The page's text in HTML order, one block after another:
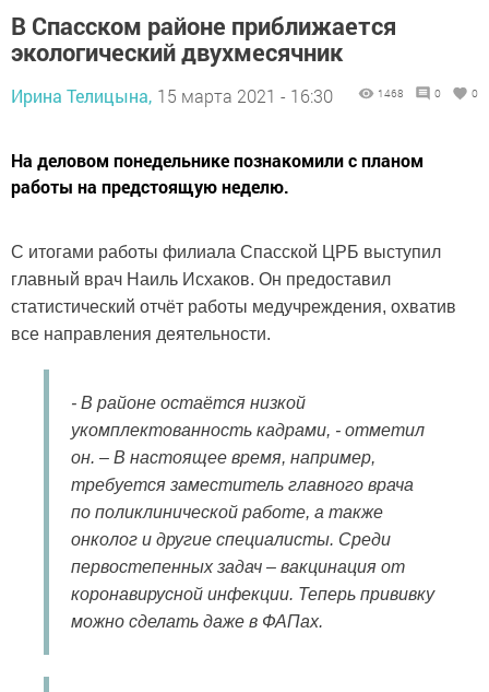
В Спасском районе приближается
экологический двухмесячник
Ирина Телицына, 15 марта 2021 - 16:30 1468 0 0
На деловом понедельнике познакомили с планом
работы на предстоящую неделю.
С итогами работы филиала Спасской ЦРБ выступил
главный врач Наиль Исхаков. Он предоставил
статистический отчёт работы медучреждения, охватив
все направления деятельности.
- В районе остаётся низкой
укомплектованность кадрами, - отметил
он. – В настоящее время, например,
требуется заместитель главного врача
по поликлинической работе, а также
онколог и другие специалисты. Среди
первостепенных задач – вакцинация от
коронавирусной инфекции. Теперь прививку
можно сделать даже в ФАПах.